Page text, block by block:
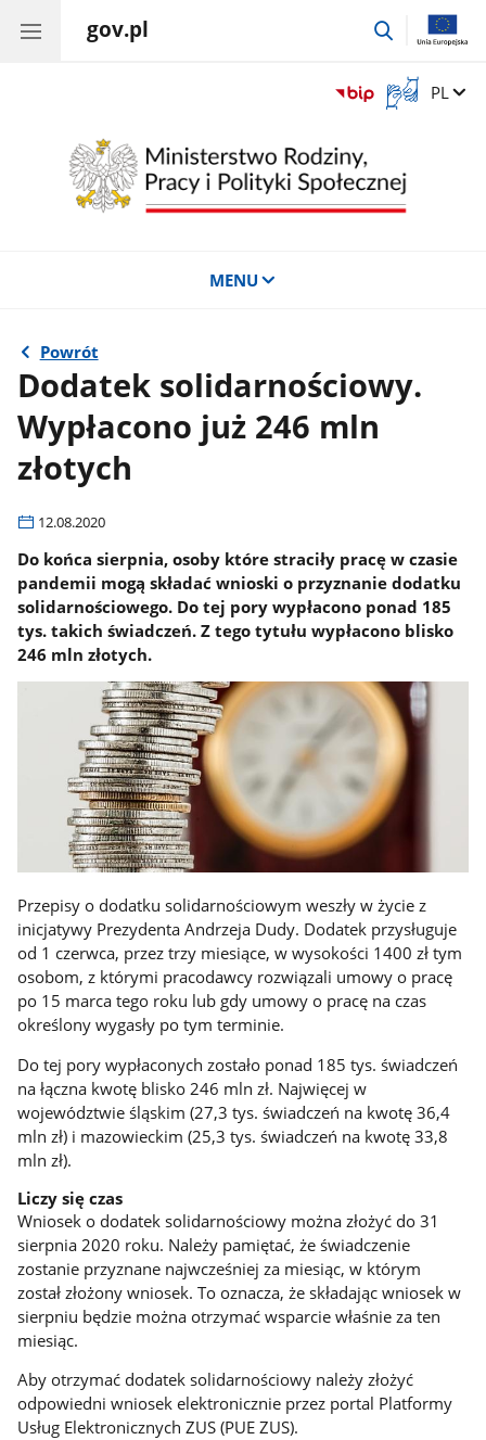
gov.pl
przejdź
Otwórz
okno
języka
migowego
Zmień
PL
MENU
Powrót
Dodatek solidarnościowy.
Wypłacono już 246 mln
złotych
12.08.2020
Do końca sierpnia, osoby które straciły pracę w czasie
pandemii mogą składać wnioski o przyznanie dodatku
solidarnościowego. Do tej pory wypłacono ponad 185
tys. takich świadczeń. Z tego tytułu wypłacono blisko
246 mln złotych.
Przepisy o dodatku solidarnościowym weszły w życie z
inicjatywy Prezydenta Andrzeja Dudy. Dodatek przysługuje
od 1 czerwca, przez trzy miesiące, w wysokości 1400 zł tym
osobom, z którymi pracodawcy rozwiązali umowy o pracę
po 15 marca tego roku lub gdy umowy o pracę na czas
określony wygasły po tym terminie.
Do tej pory wypłaconych zostało ponad 185 tys. świadczeń
na łączna kwotę blisko 246 mln zł. Najwięcej w
województwie śląskim (27,3 tys. świadczeń na kwotę 36,4
mln zł) i mazowieckim (25,3 tys. świadczeń na kwotę 33,8
mln zł).
Liczy się czas
Wniosek o dodatek solidarnościowy można złożyć do 31
sierpnia 2020 roku. Należy pamiętać, że świadczenie
zostanie przyznane najwcześniej za miesiąc, w którym
został złożony wniosek. To oznacza, że składając wniosek w
sierpniu będzie można otrzymać wsparcie właśnie za ten
miesiąc.
Aby otrzymać dodatek solidarnościowy należy złożyć
odpowiedni wniosek elektronicznie przez portal Platformy
Usług Elektronicznych ZUS (PUE ZUS).